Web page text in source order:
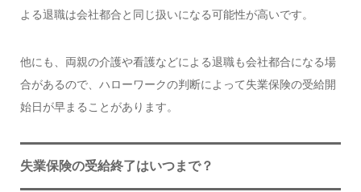
よる退職は会社都合と同じ扱いになる可能性が高いです。
他にも、両親の介護や看護などによる退職も会社都合になる場
合があるので、ハローワークの判断によって失業保険の受給開
始日が早まることがあります。
失業保険の受給終了はいつまで？